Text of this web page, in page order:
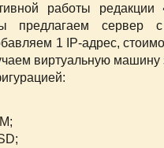
работы редакции
предлагаем сервер
1 IP-адрес,
виртуальную машину